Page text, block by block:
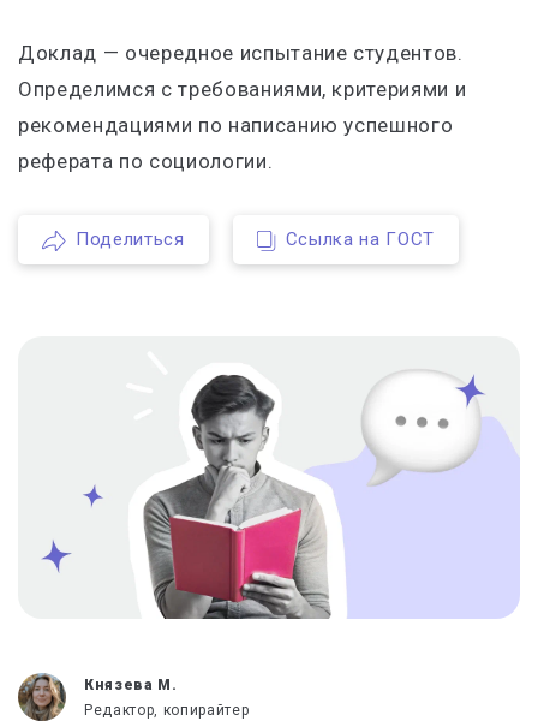
Доклад — очередное испытание студентов.
Определимся с требованиями, критериями и
рекомендациями по написанию успешного
реферата по социологии.
Поделиться Ссылка на ГОСТ
Князева М.
Редактор, копирайтер